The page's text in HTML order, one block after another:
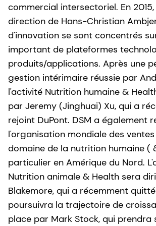
commercial intersectoriel. En
direction de Hans-Christian
d'innovation se sont concentrés
important de plateformes
produits/applications. Après une
gestion intérimaire réussie par
l'activité Nutrition humaine &
par Jeremy (Jinghuai) Xu, qui a
rejoint DuPont. DSM a également
l'organisation mondiale des
domaine de la nutrition humaine (
particulier en Amérique du Nord.
Nutrition animale & Health sera
Blakemore, qui a récemment
poursuivra la trajectoire de
place par Mark Stock, qui prendra